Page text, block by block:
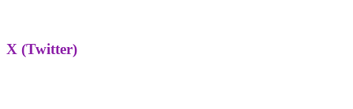
X (Twitter)